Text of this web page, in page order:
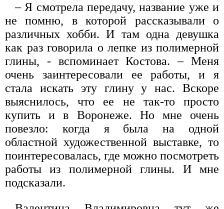
– Я смотрела передачу, название уже и
не помню, в которой рассказывали о
различных хобби. И там одна девушка
как раз говорила о лепке из полимерной
глины, - вспоминает Костова. – Меня
очень заинтересовали ее работы, и я
стала искать эту глину у нас. Вскоре
выяснилось, что ее не так-то просто
купить и в Воронеже. Но мне очень
повезло: когда я была на одной
областной художественной выставке, то
поинтересовалась, где можно посмотреть
работы из полимерной глины. И мне
подсказали.